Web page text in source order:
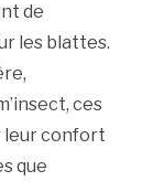
de
les blattes.
ces
leur confort
que